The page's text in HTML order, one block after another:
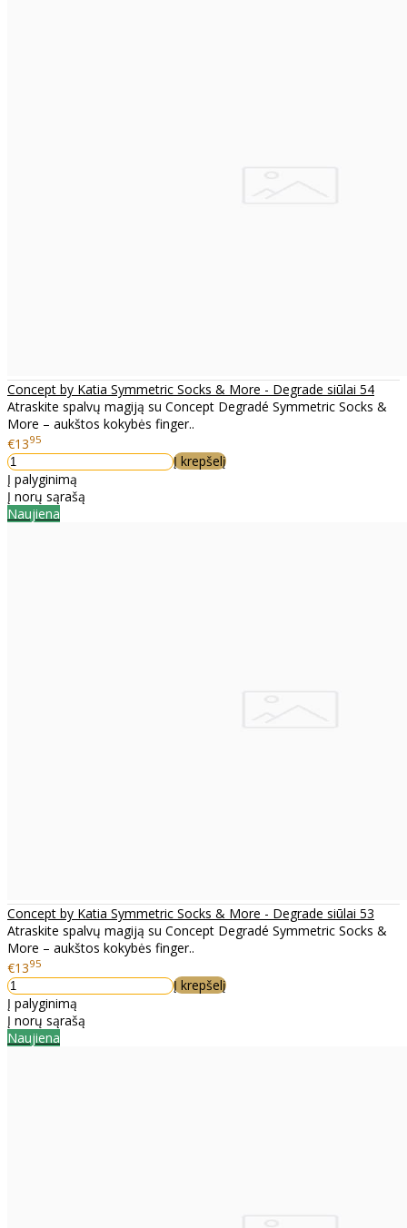
Concept by Katia Symmetric Socks & More - Degrade siūlai 54
Atraskite spalvų magiją su Concept Degradé Symmetric Socks &
More – aukštos kokybės finger..
€1395
Į krepšelį
Į palyginimą
Į norų sąrašą
Naujiena
Concept by Katia Symmetric Socks & More - Degrade siūlai 53
Atraskite spalvų magiją su Concept Degradé Symmetric Socks &
More – aukštos kokybės finger..
€1395
Į krepšelį
Į palyginimą
Į norų sąrašą
Naujiena